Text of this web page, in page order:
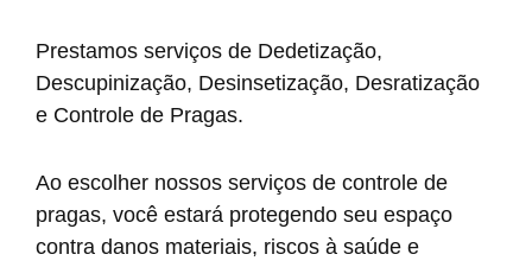
Prestamos serviços de Dedetização,
Descupinização, Desinsetização, Desratização
e Controle de Pragas.
Ao escolher nossos serviços de controle de
pragas, você estará protegendo seu espaço
contra danos materiais, riscos à saúde e